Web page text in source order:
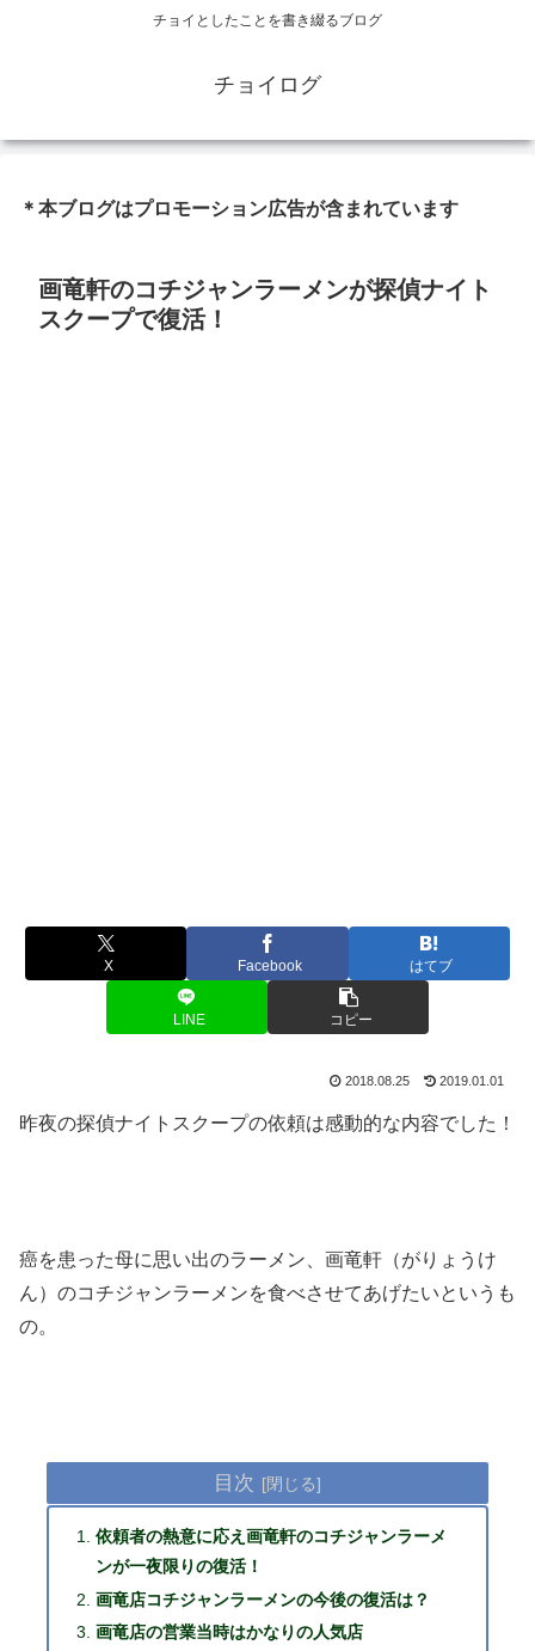
チョイとしたことを書き綴るブログ
チョイログ
＊本ブログはプロモーション広告が含まれています
画竜軒のコチジャンラーメンが探偵ナイト
スクープで復活！
X Facebook はてブ
LINE コピー
2018.08.25 2019.01.01
昨夜の探偵ナイトスクープの依頼は感動的な内容でした！
癌を患った母に思い出のラーメン、画竜軒（がりょうけ
ん）のコチジャンラーメンを食べさせてあげたいというも
の。
目次
依頼者の熱意に応え画竜軒のコチジャンラーメ
ンが一夜限りの復活！
画竜店コチジャンラーメンの今後の復活は？
画竜店の営業当時はかなりの人気店